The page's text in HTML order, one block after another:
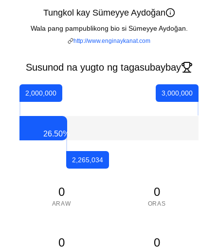
Tungkol kay Sümeyye Aydoğan
Wala pang pampublikong bio si Sümeyye Aydoğan.
http://www.enginaykanat.com
Susunod na yugto ng tagasubaybay
2,000,000
26.50%
2,265,034
3,000,000
0
ARAW
0
ORAS
0 0